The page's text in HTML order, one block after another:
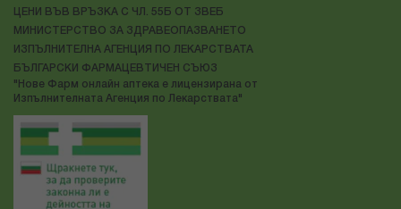
ЦЕНИ ВЪВ ВРЪЗКА С ЧЛ. 55Б ОТ ЗВЕБ
МИНИСТЕРСТВО ЗА ЗДРАВЕОПАЗВАНЕТО
ИЗПЪЛНИТЕЛНА АГЕНЦИЯ ПО ЛЕКАРСТВАТА
БЪЛГАРСКИ ФАРМАЦЕВТИЧЕН СЪЮЗ
"Нове Фарм онлайн аптека е лицензирана от
Изпълнителната Агенция по Лекарствата"